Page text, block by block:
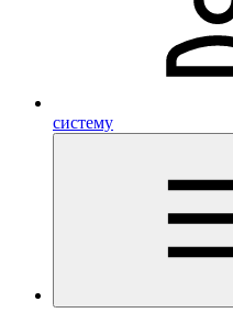
систему